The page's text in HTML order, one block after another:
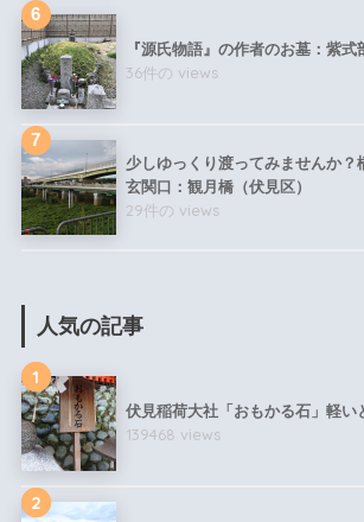
『源氏物語』の作者のお墓：紫式
36件の views
少しゆっくり渡ってみませんか
玄関口：観月橋（伏見区）
29件の views
人気の記事
1
伏見稲荷大社「おもかる石」軽い
139468 views
2